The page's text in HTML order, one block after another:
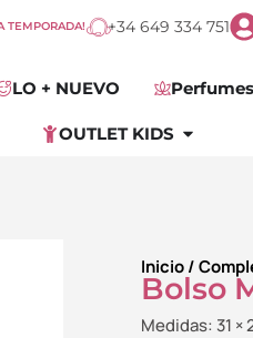
TEMPORADA! +34 649 334 751
LO + NUEVO Perfumes
OUTLET KIDS Abrir
Inicio/
Bolso
Medidas: 31 ×